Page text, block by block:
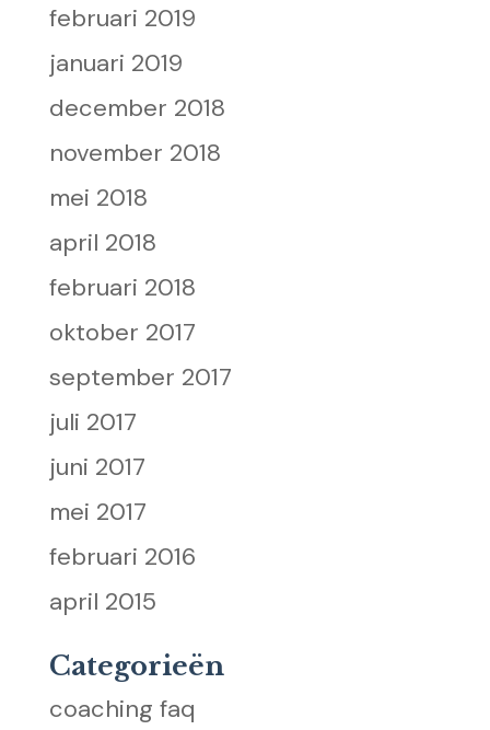
februari 2019
januari 2019
december 2018
november 2018
mei 2018
april 2018
februari 2018
oktober 2017
september 2017
juli 2017
juni 2017
mei 2017
februari 2016
april 2015
Categorieën
coaching faq